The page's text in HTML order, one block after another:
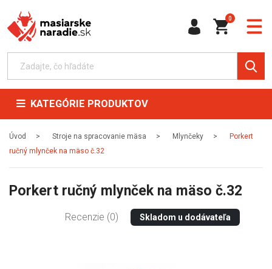
0
KATEGÓRIE PRODUKTOV
Úvod Stroje na spracovanie mäsa Mlynčeky
Porkert
ručný mlynček na mäso č.32
Porkert ručný mlynček na mäso č.32
Recenzie (0) Skladom u dodávateľa